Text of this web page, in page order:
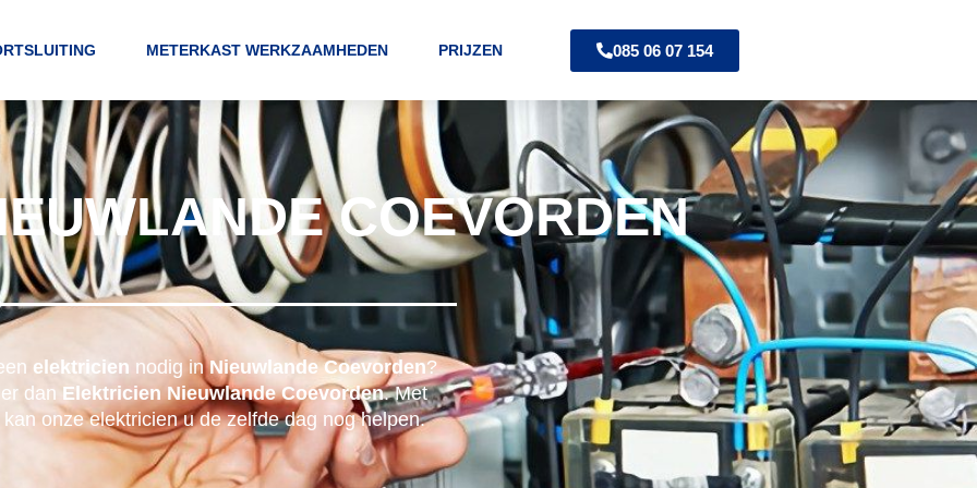
METERKAST WERKZAAMHEDEN PRIJZEN 085 06 07 154
COEVORDEN
elektricien nodig inNieuwlande Coevorden?
dan Elektricien Nieuwlande Coevorden. Met
onze elektricien u de zelfde dag nog helpen.